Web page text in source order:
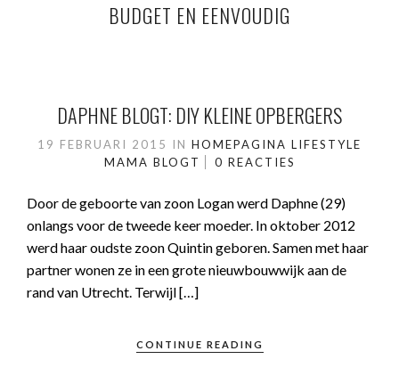
BUDGET EN EENVOUDIG
DAPHNE BLOGT: DIY KLEINE OPBERGERS
19 FEBRUARI 2015 IN HOMEPAGINA LIFESTYLE
MAMA BLOGT
0 REACTIES
Door de geboorte van zoon Logan werd Daphne (29)
onlangs voor de tweede keer moeder. In oktober 2012
werd haar oudste zoon Quintin geboren. Samen met haar
partner wonen ze in een grote nieuwbouwwijk aan de
rand van Utrecht. Terwijl […]
CONTINUE READING